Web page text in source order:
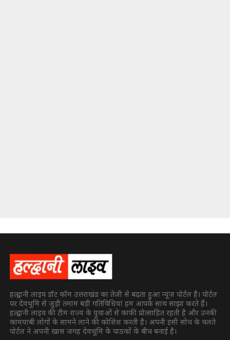
हल्द्वानी लाइव डॉट कॉम उत्तराखंड का तेजी से बढ़ता हुआ न्यूज पोर्टल है। पोर्टल
पर देवभूमि से जुड़ी तमाम बड़ी गतिविधियां हम आपके साथ साझा करते हैं।
हल्द्वानी लाइव की टीम राज्य के युवाओं से काफी प्रोत्साहित रहती है और उनकी
कामयाबी लोगों के सामने लाने की कोशिश करती है। अपनी इसी सोच के चलते
पोर्टल ने अपनी खास जगह देवभूमि के पाठकों के बीच बनाई है।